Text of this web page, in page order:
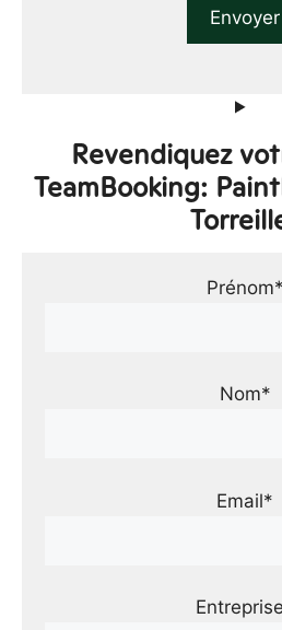
Revendiquez
TeamBooking:
Prénom*
Nom*
Email*